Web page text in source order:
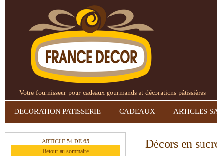
Votre fournisseur pour cadeaux gourmands et décorations pâtissières
DECORATION PATISSERIE CADEAUX ARTICLES
ARTICLE 54 DE 65
Retour au sommaire
Décors en